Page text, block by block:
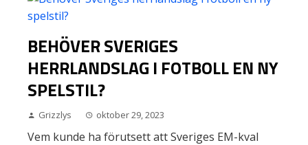
BEHÖVER SVERIGES
HERRLANDSLAG I FOTBOLL EN NY
SPELSTIL?
Grizzlys oktober 29, 2023
Vem kunde ha förutsett att Sveriges EM-kval